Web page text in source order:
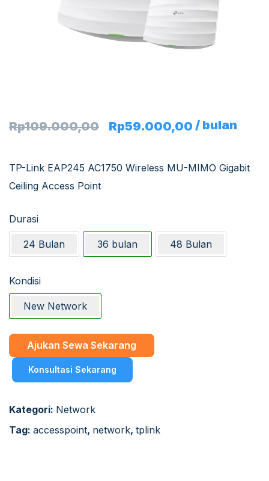
Rp109.000,00 Rp59.000,00 / bulan
TP-Link EAP245 AC1750 Wireless MU-MIMO Gigabit
Ceiling Access Point
Durasi
24 Bulan 36 bulan 48 Bulan
Kondisi
New Network
Ajukan Sewa Sekarang
Konsultasi Sekarang
Kategori: Network
Tag: accesspoint, network, tplink